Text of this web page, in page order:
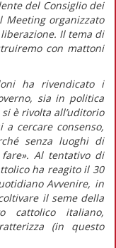
del Consiglio dei
organizzato
Il tema di
con mattoni
ha rivendicato i
sia in politica
è rivolta all’uditorio
cercare consenso,
senza luoghi di
Al tentativo di
ha reagito il 30
Avvenire, in
il seme della
cattolico italiano,
(inquesto